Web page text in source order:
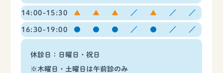
14:00-15:30 ▲ ▲ ▲ ／ ▲ ／ ／
16:30-19:00 ● ● ● ／ ● ／ ／
休診日：日曜日・祝日
※木曜日・土曜日は午前診のみ